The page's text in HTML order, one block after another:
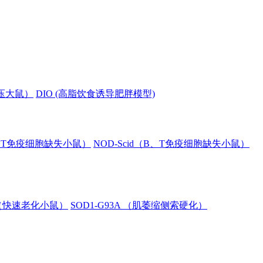
大鼠） DIO (高脂饮食诱导肥胖模型)
免疫细胞缺失小鼠）
NOD-Scid（B、T免疫细胞缺失小鼠）
速老化小鼠） SOD1-G93A （肌萎缩侧索硬化）